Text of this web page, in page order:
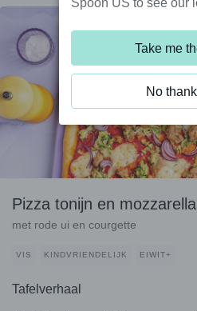
Pizza tonijn en mozzarella
met rode ui en courgette
VIS KINDVRIENDELIJK EIWIT+
Tafelverhaal
Spoon US to see our
Take me
No